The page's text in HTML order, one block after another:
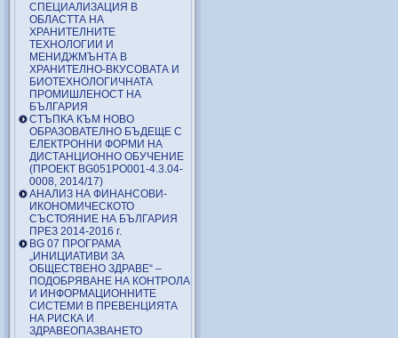
СПЕЦИАЛИЗАЦИЯ В
ОБЛАСТТА НА
ХРАНИТЕЛНИТЕ
ТЕХНОЛОГИИ И
МЕНИДЖМЪНТА В
ХРАНИТЕЛНО-ВКУСОВАТА И
БИОТЕХНОЛОГИЧНАТА
ПРОМИШЛЕНОСТ НА
БЪЛГАРИЯ
СТЪПКА КЪМ НОВО
ОБРАЗОВАТЕЛНО БЪДЕЩЕ С
ЕЛЕКТРОННИ ФОРМИ НА
ДИСТАНЦИОННО ОБУЧЕНИЕ
(ПРОЕКТ BG051PO001-4.3.04-
0008, 2014/17)
АНАЛИЗ НА ФИНАНСОВИ-
ИКОНОМИЧЕСКОТО
СЪСТОЯНИЕ НА БЪЛГАРИЯ
ПРЕЗ 2014-2016 г.
BG 07 ПРОГРАМА
„ИНИЦИАТИВИ ЗА
ОБЩЕСТВЕНО ЗДРАВЕ“ –
ПОДОБРЯВАНЕ НА КОНТРОЛА
И ИНФОРМАЦИОННИТЕ
СИСТЕМИ В ПРЕВЕНЦИЯТА
НА РИСКА И
ЗДРАВЕОПАЗВАНЕТО